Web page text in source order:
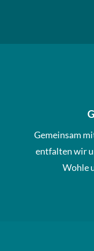
Gemeinsam
entfalten wir
Wohle